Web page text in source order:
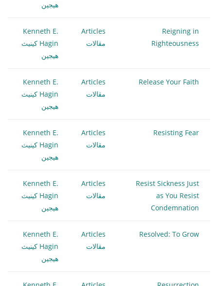
هيجين
Reigning in
Righteousness
Articles
مقالات
Kenneth E.
Hagin كينيث
هيجين
Release Your Faith
Articles
مقالات
Kenneth E.
Hagin كينيث
هيجين
Resisting Fear
Articles
مقالات
Kenneth E.
Hagin كينيث
هيجين
Resist Sickness Just
as You Resist
Condemnation
Articles
مقالات
Kenneth E.
Hagin كينيث
هيجين
Resolved: To Grow
Articles
مقالات
Kenneth E.
Hagin كينيث
هيجين